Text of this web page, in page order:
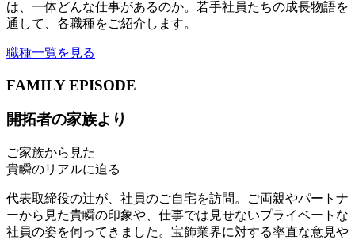
は、一体どんな仕事があるのか。若手社員たちの成長物語を
通して、各職種をご紹介します。
職種一覧を見る
FAMILY EPISODE
開拓者の家族より
ご家族から見た
貴瞬のリアルに迫る
代表取締役の辻が、社員のご自宅を訪問。ご両親やパートナ
ーから見た貴瞬の印象や、仕事では見せないプライベートな
社員の姿を伺ってきました。宝飾業界に対する率直な意見や